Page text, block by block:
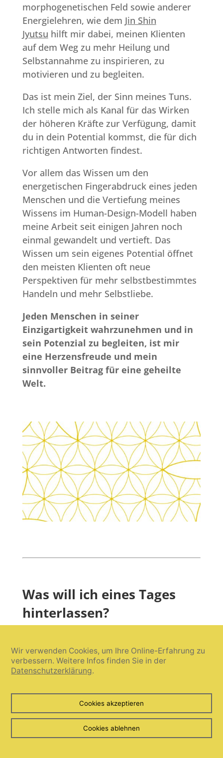
morphogenetischen Feld sowie anderer
Energielehren, wie dem Jin Shin
Jyutsu hilft mir dabei, meinen Klienten
auf dem Weg zu mehr Heilung und
Selbstannahme zu inspirieren, zu
motivieren und zu begleiten.
Das ist mein Ziel, der Sinn meines Tuns.
Ich stelle mich als Kanal für das Wirken
der höheren Kräfte zur Verfügung, damit
du in dein Potential kommst, die für dich
richtigen Antworten findest.
Vor allem das Wissen um den
energetischen Fingerabdruck eines jeden
Menschen und die Vertiefung meines
Wissens im Human-Design-Modell haben
meine Arbeit seit einigen Jahren noch
einmal gewandelt und vertieft. Das
Wissen um sein eigenes Potential öffnet
den meisten Klienten oft neue
Perspektiven für mehr selbstbestimmtes
Handeln und mehr Selbstliebe.
Jeden Menschen in seiner
Einzigartigkeit wahrzunehmen und in
sein Potenzial zu begleiten, ist mir
eine Herzensfreude und mein
sinnvoller Beitrag für eine geheilte
Welt.
Was will ich eines Tages
hinterlassen?
Jeder Tag in diesem Leben ist für mich ein
Stückchen geschenkte Zeit. In dieser
möchte ich vor allem aktiv Teil von
gelingenden win-win-Projekten und
Lösungen sein.
So oft wie möglich habe ich in meine
Herzensprojekte investiert, indem ich
Wir verwenden Cookies, um Ihre Online-Erfahrung zu
verbessern. Weitere Infos finden Sie in der
Datenschutzerklärung.
Cookies akzeptieren
Cookies ablehnen